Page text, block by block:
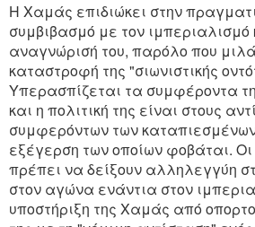
Η Χαμάς επιδιώκει στην
συμβιβασμό με τον ιμπεριαλισμό
αναγνώρισή του, παρόλο που
καταστροφή της "σιωνιστικής
Υπερασπίζεται τα συμφέροντα
και η πολιτική της είναι στους
συμφερόντων των
εξέγερση των οποίων φοβάται.
πρέπει να δείξουν αλληλεγγύη
στον αγώνα ενάντια στον
υποστήριξη της Χαμάς από